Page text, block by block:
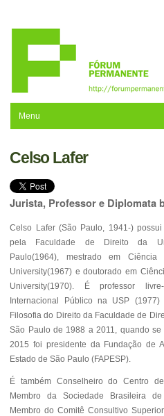
navegação
Menu
Celso Lafer
Jurista, Professor e Diplomata
Celso Lafer (São Paulo, 1941-)
pela Faculdade de Direito da
Paulo(1964), mestrado em
University(1967) e doutorado em
University(1970). É professor
Internacional Público na USP
Filosofia do Direito da Faculdade de
São Paulo de 1988 a 2011, quando
2015 foi presidente da Fundação de
Estado de São Paulo (FAPESP).
É também Conselheiro do Centro de
Membro da Sociedade Brasileira de
Membro do Comitê Consultivo